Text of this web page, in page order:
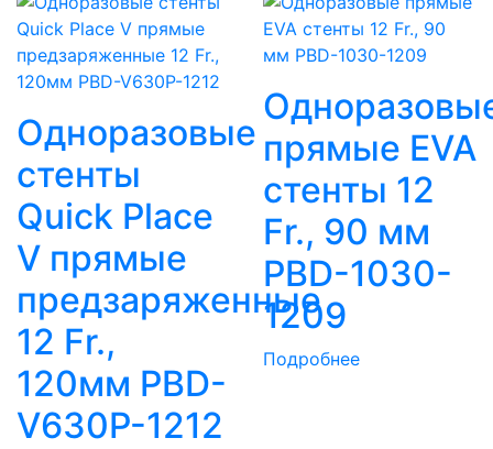
Одноразовые
стенты
Quick Place
V прямые
предзаряженные
12 Fr.,
120мм PBD-
V630P-1212
прямые EVA
стенты 12
Fr., 90 мм
PBD-1030-
1209
Подробнее